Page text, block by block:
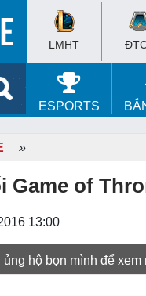
LMHT
ESPORTS
»
Game of
13:00
ủng hộ bọn mình để